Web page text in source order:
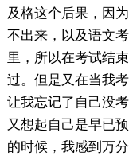
及格这个后果，因
不出来，以及语文
里，所以在考试结
过。但是又在当我
让我忘记了自己没
又想起自己是早已
的时候，我感到万